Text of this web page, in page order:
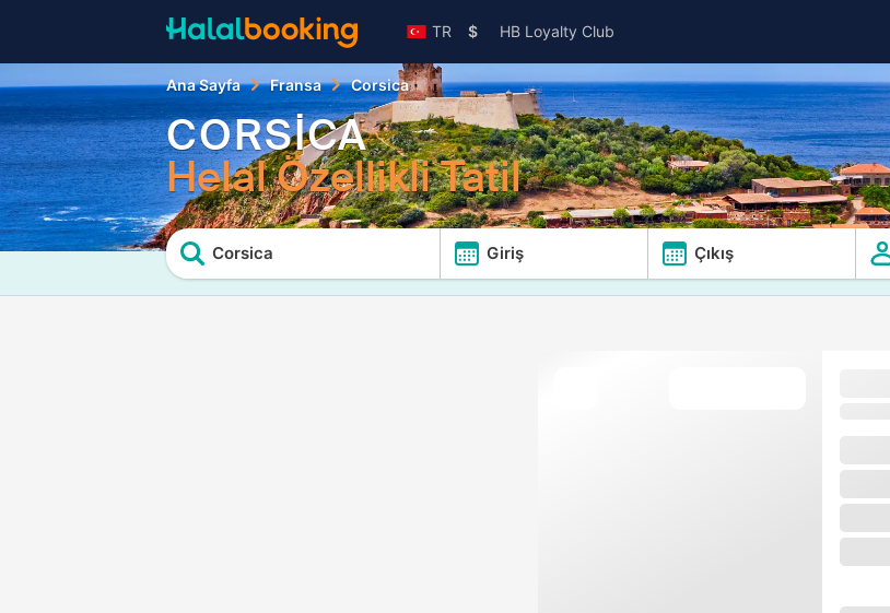
TR $ HB Loyalty Club
Ana Sayfa Fransa Corsica
CORSİCA
Helal Özellikli Tatil
Corsica Giriş Çıkış